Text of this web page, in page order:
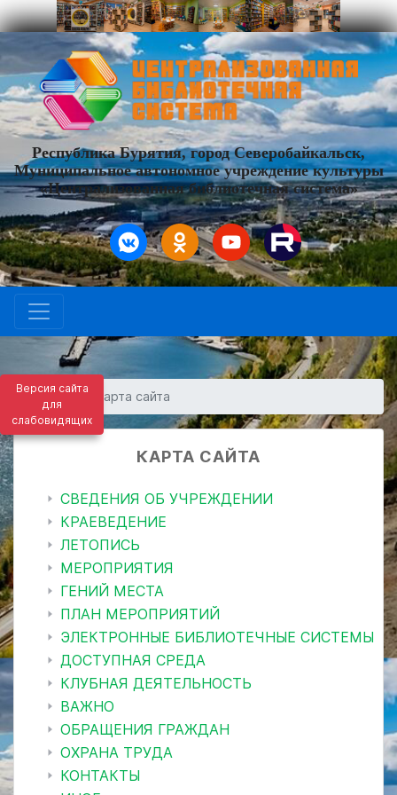
Версия сайта
для
слабовидящих
Республика Бурятия, город Северобайкальск,
Муниципальное автономное учреждение культуры
«Централизованная библиотечная система»
ГЛАВНАЯ Карта сайта
КАРТА САЙТА
СВЕДЕНИЯ ОБ УЧРЕЖДЕНИИ
КРАЕВЕДЕНИЕ
ЛЕТОПИСЬ
МЕРОПРИЯТИЯ
ГЕНИЙ МЕСТА
ПЛАН МЕРОПРИЯТИЙ
ЭЛЕКТРОННЫЕ БИБЛИОТЕЧНЫЕ СИСТЕМЫ
ДОСТУПНАЯ СРЕДА
КЛУБНАЯ ДЕЯТЕЛЬНОСТЬ
ВАЖНО
ОБРАЩЕНИЯ ГРАЖДАН
ОХРАНА ТРУДА
КОНТАКТЫ